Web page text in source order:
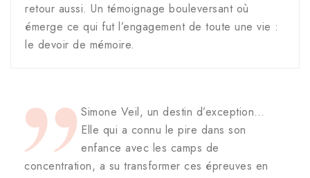
retour aussi. Un témoignage bouleversant où
émerge ce qui fut l’engagement de toute une vie :
le devoir de mémoire.
Simone Veil, un destin d’exception…
Elle qui a connu le pire dans son
enfance avec les camps de
concentration, a su transformer ces épreuves en